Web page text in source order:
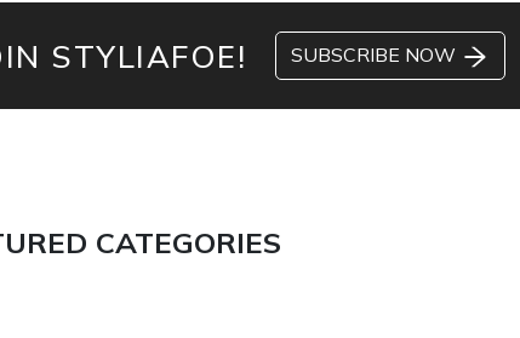
STYLIAFOE! SUBSCRIBE NOW
CATEGORIES